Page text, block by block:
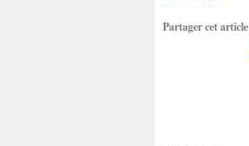
Partager cet article